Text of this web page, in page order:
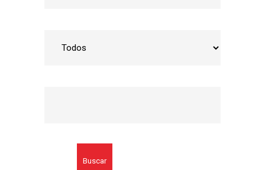
Buscar